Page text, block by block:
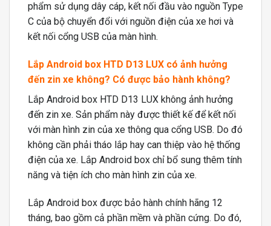
phẩm sử dụng dây cáp, kết nối đầu vào nguồn Type
C của bộ chuyển đổi với nguồn điện của xe hơi và
kết nối cổng USB của màn hình.
Lắp Android box HTD D13 LUX có ảnh hưởng
đến zin xe không? Có được bảo hành không?
Lắp Android box HTD D13 LUX không ảnh hưởng
đến zin xe. Sản phẩm này được thiết kế để kết nối
với màn hình zin của xe thông qua cổng USB. Do đó
không cần phải tháo lắp hay can thiệp vào hệ thống
điện của xe. Lắp Android box chỉ bổ sung thêm tính
năng và tiện ích cho màn hình zin của xe.
Lắp Android box được bảo hành chính hãng 12
tháng, bao gồm cả phần mềm và phần cứng. Do đó,